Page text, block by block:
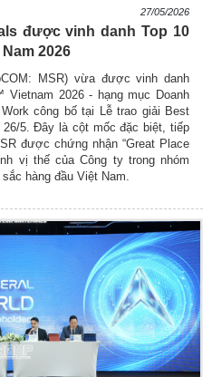
27/05/2026
được vinh danh Top 10
2026
MSR) vừa được vinh danh
Vietnam 2026 - hạng mục Doanh
công bố tại Lễ trao giải Best
5. Đây là cột mốc đặc biệt, tiếp
được chứng nhận “Great Place
vị thế của Công ty trong nhóm
hàng đầu Việt Nam.